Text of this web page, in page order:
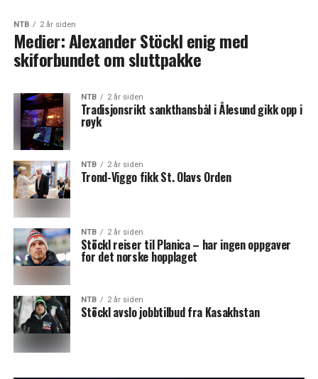
NTB 2 år siden
Medier: Alexander Stöckl enig med
skiforbundet om sluttpakke
NTB 2 år siden
Tradisjonsrikt sankthansbål i Ålesund gikk opp i
røyk
NTB 2 år siden
Trond-Viggo fikk St. Olavs Orden
NTB 2 år siden
Stöckl reiser til Planica – har ingen oppgaver
for det norske hopplaget
NTB 2 år siden
Stöckl avslo jobbtilbud fra Kasakhstan